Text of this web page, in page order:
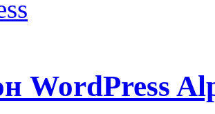
WordPress